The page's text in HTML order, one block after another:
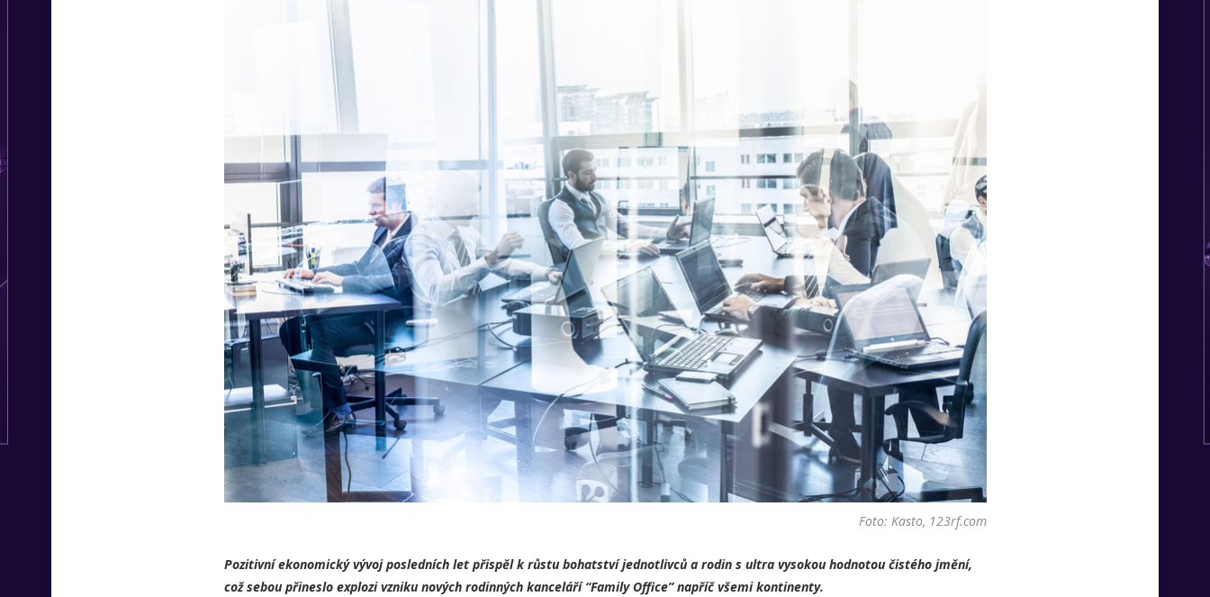
Foto: Kasto, 123rf.com
Pozitivní ekonomický vývoj posledních let přispěl k růstu bohatství jednotlivců a rodin s ultra vysokou hodnotou čistého jmění,
což sebou přineslo explozi vzniku nových rodinných kanceláří “Family Office” napříč všemi kontinenty.